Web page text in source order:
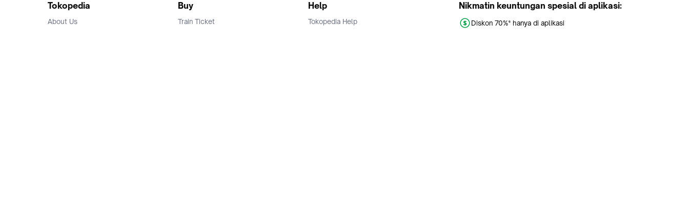
Tokopedia
About Us
Buy
Train Ticket
Help
Tokopedia Help
Nikmatin keuntungan spesial di aplikasi:
Diskon 70%* hanya di aplikasi